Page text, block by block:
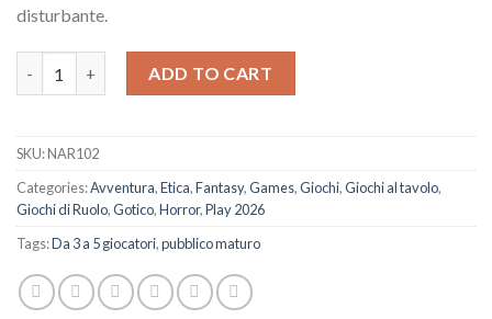
disturbante.
ADD TO CART
SKU:NAR102
Categories:Avventura,Etica,Fantasy,Games,Giochi,Giochi al tavolo,
Giochi di Ruolo,Gotico,Horror,Play 2026
Tags:Da 3 a 5 giocatori,pubblico maturo